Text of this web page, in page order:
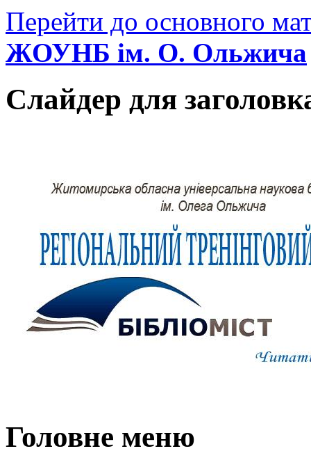
Перейти до основного
ЖОУНБ ім. О. Ольжича
Слайдер для
Головне меню